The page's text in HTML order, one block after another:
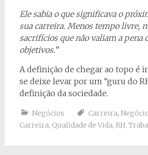
Ele sabia o que significava o
sua carreira. Menos tempo livre,
sacrifícios que não valiam a pena
objetivos.”
A definição de chegar ao topo é
se deixe levar por um “guru do
definição da sociedade.
Negócios Carreira,
Carreira, Qualidade de Vida, RH,